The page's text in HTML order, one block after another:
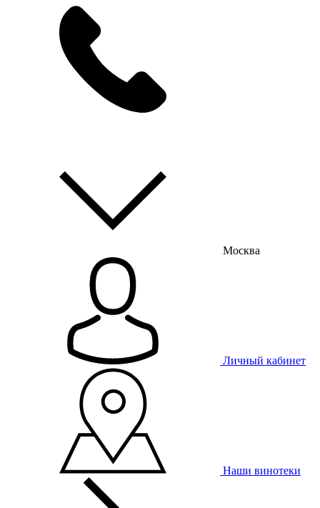
Москва
Личный кабинет
Наши винотеки